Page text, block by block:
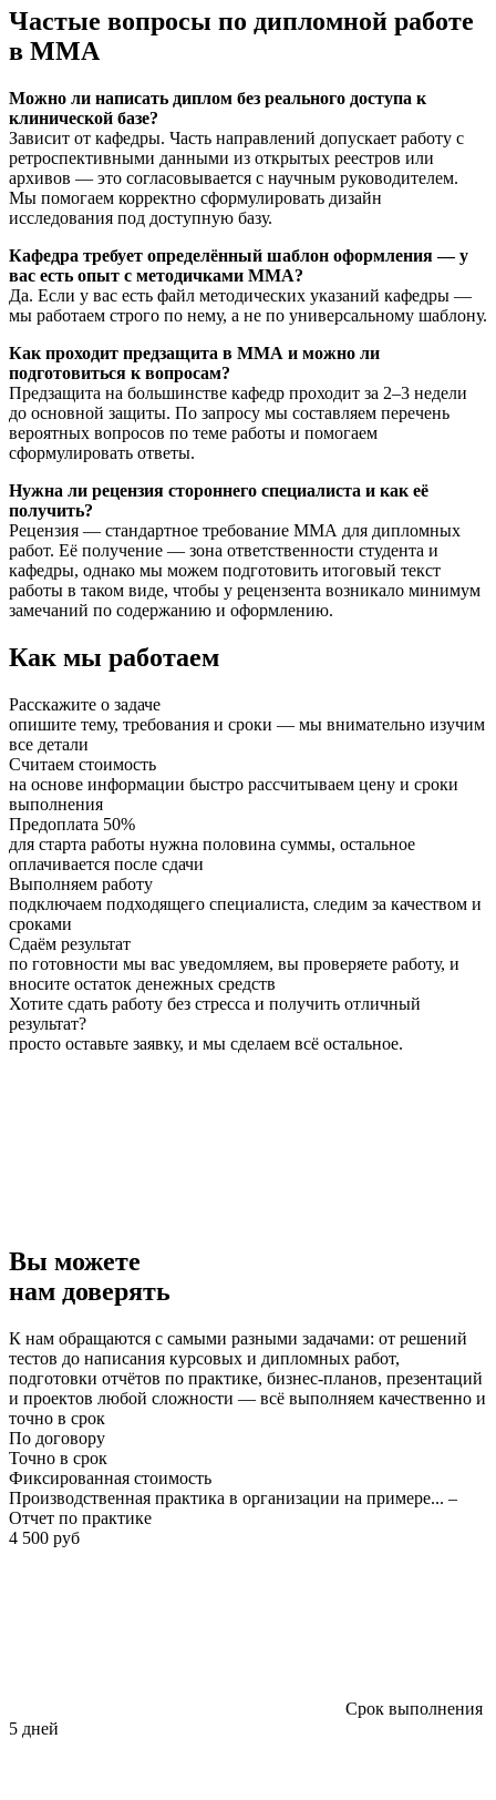
Частые вопросы по дипломной работе
в ММА
Можно ли написать диплом без реального доступа к
клинической базе?
Зависит от кафедры. Часть направлений допускает работу с
ретроспективными данными из открытых реестров или
архивов — это согласовывается с научным руководителем.
Мы помогаем корректно сформулировать дизайн
исследования под доступную базу.
Кафедра требует определённый шаблон оформления — у
вас есть опыт с методичками ММА?
Да. Если у вас есть файл методических указаний кафедры —
мы работаем строго по нему, а не по универсальному шаблону.
Как проходит предзащита в ММА и можно ли
подготовиться к вопросам?
Предзащита на большинстве кафедр проходит за 2–3 недели
до основной защиты. По запросу мы составляем перечень
вероятных вопросов по теме работы и помогаем
сформулировать ответы.
Нужна ли рецензия стороннего специалиста и как её
получить?
Рецензия — стандартное требование ММА для дипломных
работ. Её получение — зона ответственности студента и
кафедры, однако мы можем подготовить итоговый текст
работы в таком виде, чтобы у рецензента возникало минимум
замечаний по содержанию и оформлению.
Как мы работаем
Расскажите о задаче
опишите тему, требования и сроки — мы внимательно изучим
все детали
Считаем стоимость
на основе информации быстро рассчитываем цену и сроки
выполнения
Предоплата 50%
для старта работы нужна половина суммы, остальное
оплачивается после сдачи
Выполняем работу
подключаем подходящего специалиста, следим за качеством и
сроками
Сдаём результат
по готовности мы вас уведомляем, вы проверяете работу, и
вносите остаток денежных средств
Хотите сдать работу без стресса и получить отличный
результат?
просто оставьте заявку, и мы сделаем всё остальное.
Вы можете
нам доверять
К нам обращаются с самыми разными задачами: от решений
тестов до написания курсовых и дипломных работ,
подготовки отчётов по практике, бизнес-планов, презентаций
и проектов любой сложности — всё выполняем качественно и
точно в срок
По договору
Точно в срок
Фиксированная стоимость
Производственная практика в организации на примере... –
Отчет по практике
4 500 руб
Срок выполнения
5 дней